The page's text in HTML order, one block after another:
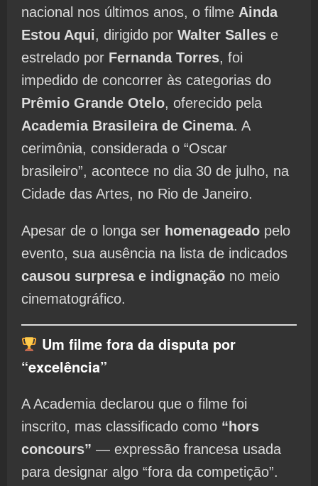
nacional nos últimos anos, o filme Ainda
Estou Aqui, dirigido por Walter Salles e
estrelado por Fernanda Torres, foi
impedido de concorrer às categorias do
Prêmio Grande Otelo, oferecido pela
Academia Brasileira de Cinema. A
cerimônia, considerada o “Oscar
brasileiro”, acontece no dia 30 de julho, na
Cidade das Artes, no Rio de Janeiro.
Apesar de o longa ser homenageado pelo
evento, sua ausência na lista de indicados
causou surpresa e indignação no meio
cinematográfico.
Um filme fora da disputa por
“excelência”
A Academia declarou que o filme foi
inscrito, mas classificado como “hors
concours” — expressão francesa usada
para designar algo “fora da competição”.